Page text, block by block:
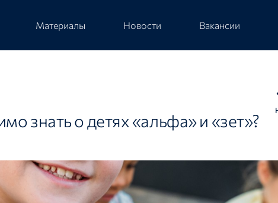
Материалы Новости Вакансии
знать о детях «альфа» и «зет»?